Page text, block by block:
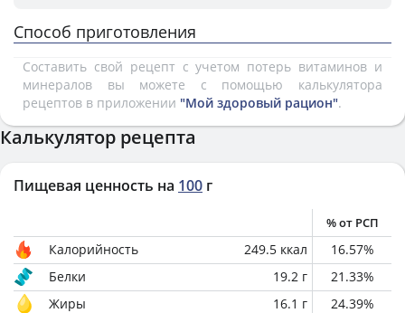
Способ приготовления
Составить свой рецепт с учетом потерь витаминов и
минералов вы можете с помощью калькулятора
рецептов в приложении "Мой здоровый рацион".
Калькулятор рецепта
Пищевая ценность на 100 г
% от РСП
Калорийность 249.5 ккал 16.57%
Белки
19.2 г 21.33%
Жиры
16.1 г 24.39%